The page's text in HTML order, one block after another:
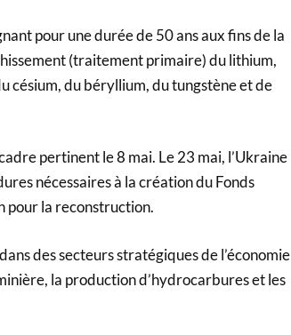
pour une durée de 50 ans aux fins de la
(traitement primaire) du lithium,
césium, du béryllium, du tungstène et de
pertinent le 8 mai. Le 23 mai, l’Ukraine
nécessaires à la création du Fonds
pour la reconstruction.
des secteurs stratégiques de l’économie
la production d’hydrocarbures et les